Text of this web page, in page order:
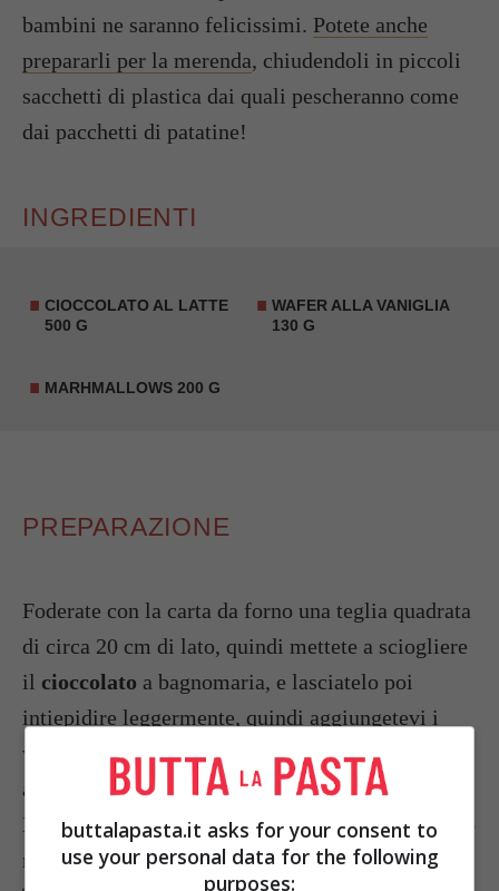
bambini ne saranno felicissimi. Potete anche
prepararli per la merenda, chiudendoli in piccoli
sacchetti di plastica dai quali pescheranno come
dai pacchetti di patatine!
INGREDIENTI
CIOCCOLATO AL LATTE
500 G
WAFER ALLA VANIGLIA
130 G
MARHMALLOWS 200 G
PREPARAZIONE
Foderate con la carta da forno una teglia quadrata
di circa 20 cm di lato, quindi mettete a sciogliere
il cioccolato a bagnomaria, e lasciatelo poi
intiepidire leggermente, quindi aggiungetevi i
wafer alla vaniglia spezzettati e imarshmallows
a pezzetti.
Mescolate bene, mettetelo nella teglia e lasciatelo
raffreddare in frigorifero per un paio d’ore.
buttalapasta.it asks for your consent to
use your personal data for the following
purposes: